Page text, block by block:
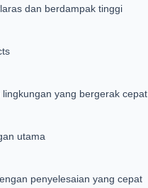
dan berdampak tinggi
yang bergerak cepat
utama
penyelesaian yang cepat